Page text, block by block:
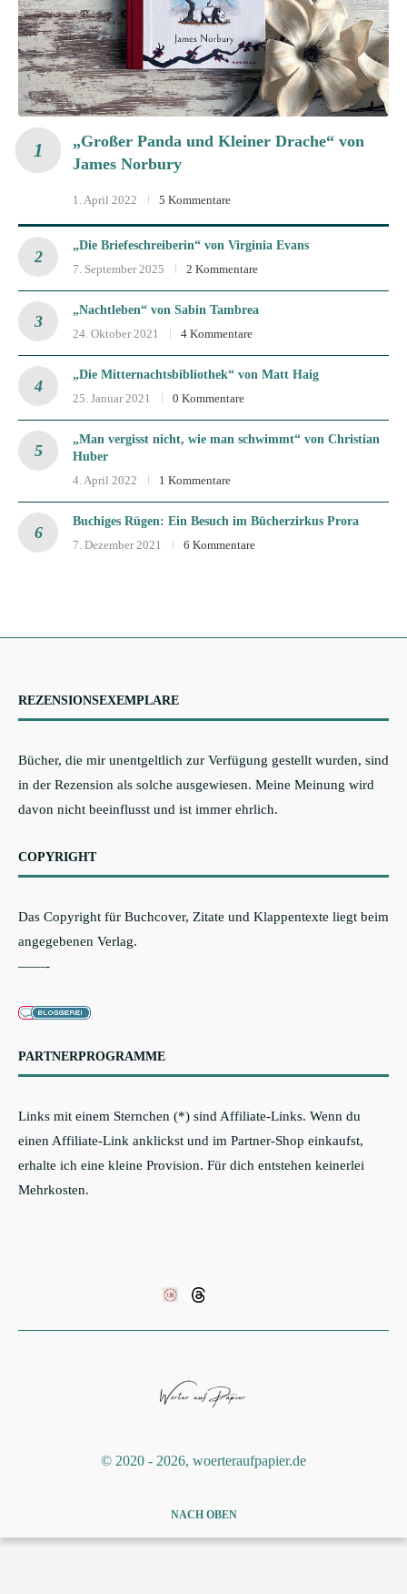
„Großer Panda und Kleiner Drache“ von
James Norbury
1. April 2022 5 Kommentare
„Die Briefeschreiberin“ von Virginia Evans
7. September 2025
2 Kommentare
„Nachtleben“ von Sabin Tambrea
24. Oktober 2021
4 Kommentare
„Die Mitternachtsbibliothek“ von Matt Haig
25. Januar 2021
0 Kommentare
„Man vergisst nicht, wie man schwimmt“ von Christian
Huber
4. April 2022
1 Kommentare
Buchiges Rügen: Ein Besuch im Bücherzirkus Prora
7. Dezember 2021
6 Kommentare
REZENSIONSEXEMPLARE
Bücher, die mir unentgeltlich zur Verfügung gestellt wurden, sind
in der Rezension als solche ausgewiesen. Meine Meinung wird
davon nicht beeinflusst und ist immer ehrlich.
COPYRIGHT
Das Copyright für Buchcover, Zitate und Klappentexte liegt beim
angegebenen Verlag.
——-
PARTNERPROGRAMME
Links mit einem Sternchen (*) sind Affiliate-Links. Wenn du
einen Affiliate-Link anklickst und im Partner-Shop einkaufst,
erhalte ich eine kleine Provision. Für dich entstehen keinerlei
Mehrkosten.
©️ 2020 - 2026, woerteraufpapier.de
NACH OBEN